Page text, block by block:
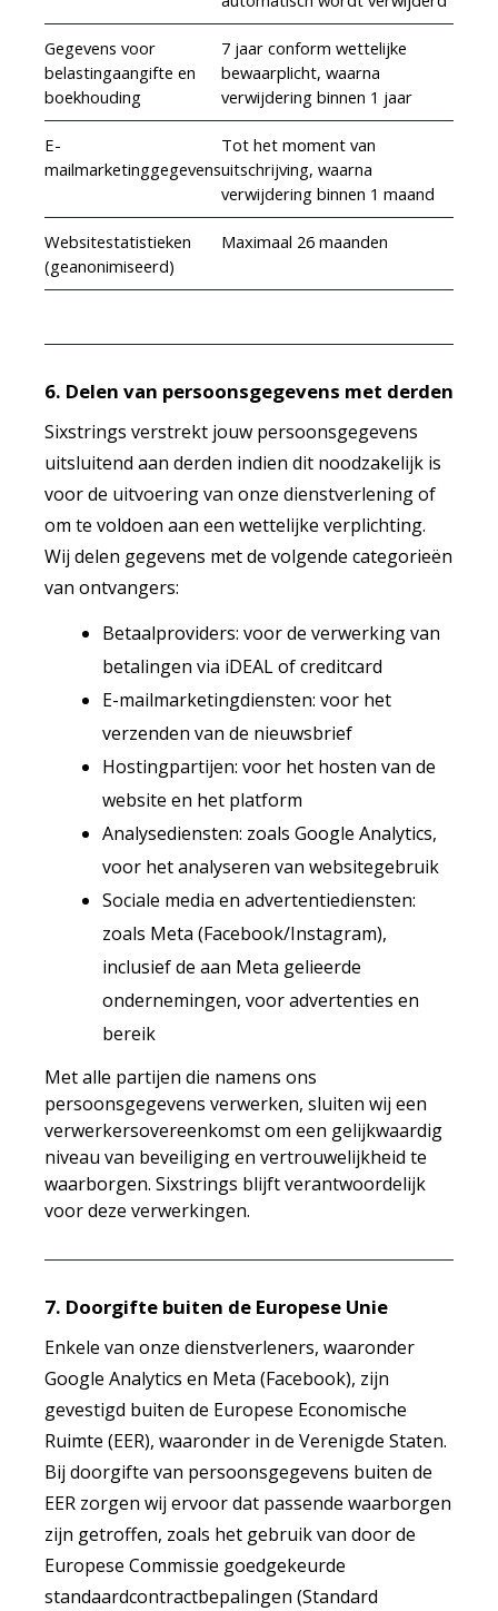
Gegevens voor
belastingaangifte en
boekhouding
7 jaar conform wettelijke
bewaarplicht, waarna
verwijdering binnen 1 jaar
E-
mailmarketinggegevens
Tot het moment van
uitschrijving, waarna
verwijdering binnen 1 maand
Websitestatistieken
(geanonimiseerd)
Maximaal 26 maanden
6. Delen van persoonsgegevens met derden
Sixstrings verstrekt jouw persoonsgegevens
uitsluitend aan derden indien dit noodzakelijk is
voor de uitvoering van onze dienstverlening of
om te voldoen aan een wettelijke verplichting.
Wij delen gegevens met de volgende categorieën
van ontvangers:
Betaalproviders: voor de verwerking van
betalingen via iDEAL of creditcard
E-mailmarketingdiensten: voor het
verzenden van de nieuwsbrief
Hostingpartijen: voor het hosten van de
website en het platform
Analysediensten: zoals Google Analytics,
voor het analyseren van websitegebruik
Sociale media en advertentiediensten:
zoals Meta (Facebook/Instagram),
inclusief de aan Meta gelieerde
ondernemingen, voor advertenties en
bereik
Met alle partijen die namens ons
persoonsgegevens verwerken, sluiten wij een
verwerkersovereenkomst om een gelijkwaardig
niveau van beveiliging en vertrouwelijkheid te
waarborgen. Sixstrings blijft verantwoordelijk
voor deze verwerkingen.
7. Doorgifte buiten de Europese Unie
Enkele van onze dienstverleners, waaronder
Google Analytics en Meta (Facebook), zijn
gevestigd buiten de Europese Economische
Ruimte (EER), waaronder in de Verenigde Staten.
Bij doorgifte van persoonsgegevens buiten de
EER zorgen wij ervoor dat passende waarborgen
zijn getroffen, zoals het gebruik van door de
Europese Commissie goedgekeurde
standaardcontractbepalingen (Standard